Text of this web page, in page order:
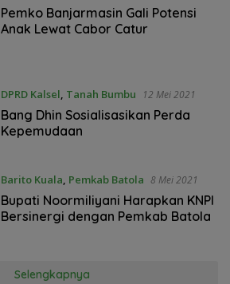
2023
Pemko Banjarmasin Gali Potensi
Anak Lewat Cabor Catur
DPRD Kalsel, Tanah Bumbu 12 Mei 2021
Bang Dhin Sosialisasikan Perda
Kepemudaan
Barito Kuala, Pemkab Batola 8 Mei 2021
Bupati Noormiliyani Harapkan KNPI
Bersinergi dengan Pemkab Batola
Selengkapnya